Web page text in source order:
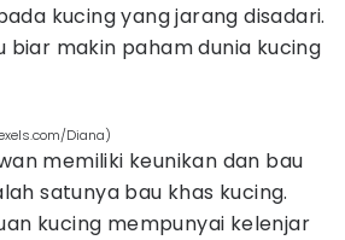
kucing yang jarang disadari.
biar makin paham dunia kucing
Diana)
memiliki keunikan dan bau
satunya bau khas kucing.
kucing mempunyai kelenjar